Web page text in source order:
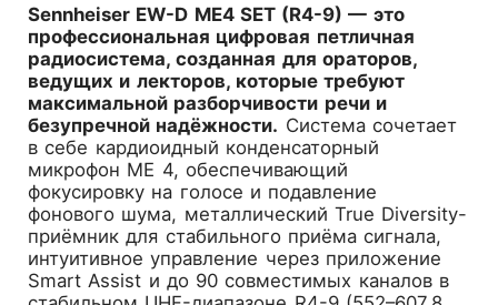
Sennheiser EW-D ME4 SET (R4-9) — это
профессиональная цифровая петличная
радиосистема, созданная для ораторов,
ведущих и лекторов, которые требуют
максимальной разборчивости речи и
безупречной надёжности. Система сочетает
в себе кардиоидный конденсаторный
микрофон ME 4, обеспечивающий
фокусировку на голосе и подавление
фонового шума, металлический True Diversity-
приёмник для стабильного приёма сигнала,
интуитивное управление через приложение
Smart Assist и до 90 совместимых каналов в